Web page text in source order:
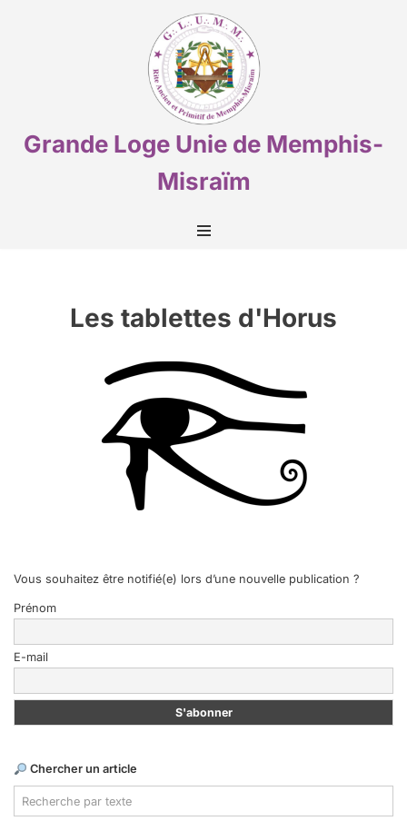
Grande Loge Unie de Memphis-
Misraïm
Les tablettes d'Horus
Vous souhaitez être notifié(e) lors d’une nouvelle publication ?
Prénom
E-mail
Chercher un article